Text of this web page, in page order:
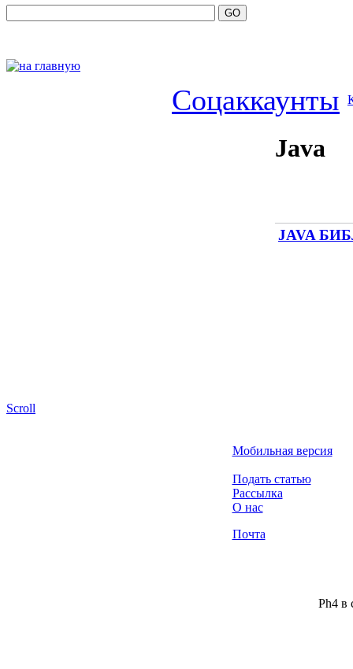
Соцаккаунты
Java
JAVA
Scroll
Мобильная версия
Подать статью
Рассылка
О нас
Почта
Ph4 в